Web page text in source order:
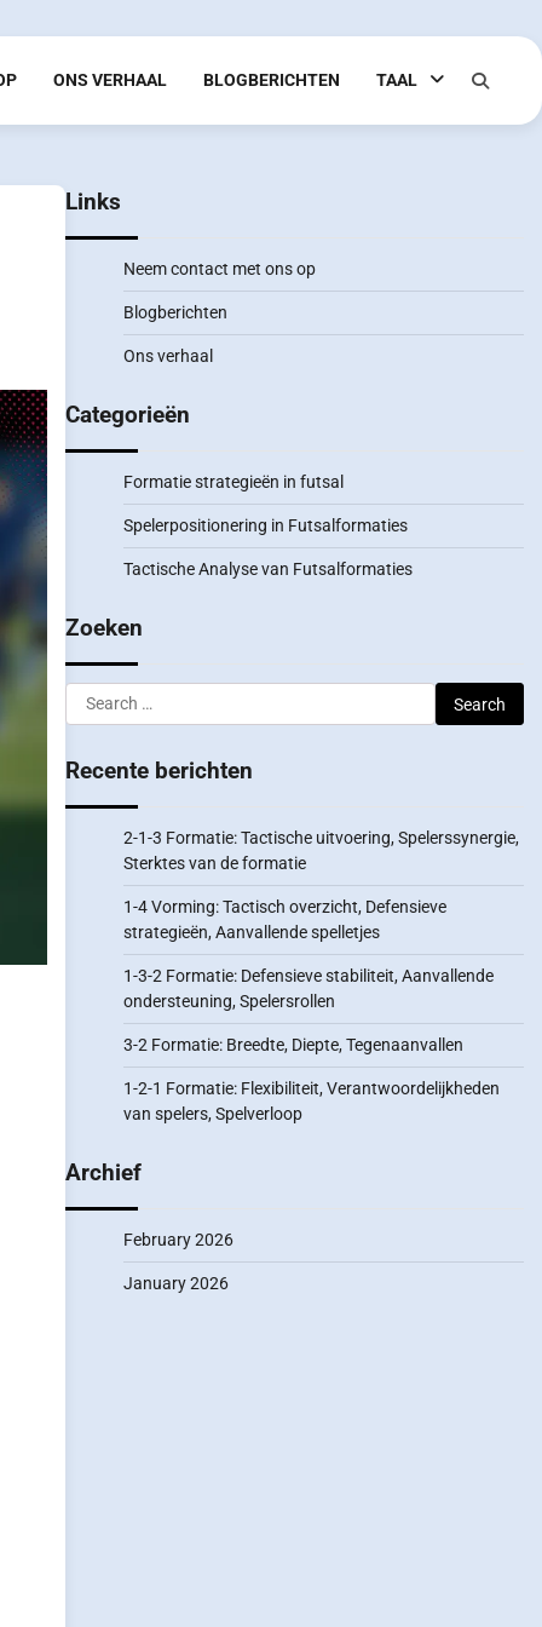
ONS VERHAAL BLOGBERICHTEN TAAL
Links
Neem contact met ons op
Blogberichten
Ons verhaal
Categorieën
Formatie strategieën in futsal
Spelerpositionering in Futsalformaties
Tactische Analyse van Futsalformaties
Zoeken
Search
for:
Recente berichten
2-1-3 Formatie: Tactische uitvoering, Spelerssynergie,
Sterktes van de formatie
1-4 Vorming: Tactisch overzicht, Defensieve
strategieën, Aanvallende spelletjes
1-3-2 Formatie: Defensieve stabiliteit, Aanvallende
ondersteuning, Spelersrollen
3-2 Formatie: Breedte, Diepte, Tegenaanvallen
1-2-1 Formatie: Flexibiliteit, Verantwoordelijkheden
van spelers, Spelverloop
Archief
February 2026
January 2026